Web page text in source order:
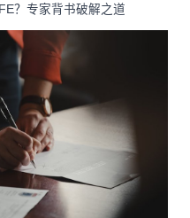
？专家背书破解之道